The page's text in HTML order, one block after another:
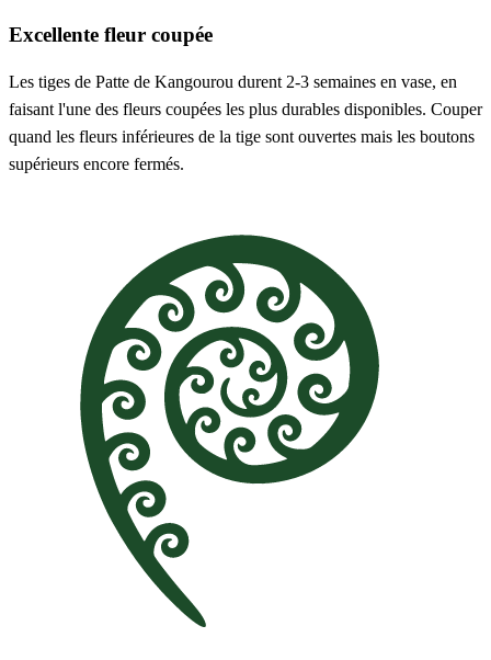
Excellente fleur coupée
Les tiges de Patte de Kangourou durent 2-3 semaines en vase, en
faisant l'une des fleurs coupées les plus durables disponibles. Couper
quand les fleurs inférieures de la tige sont ouvertes mais les boutons
supérieurs encore fermés.